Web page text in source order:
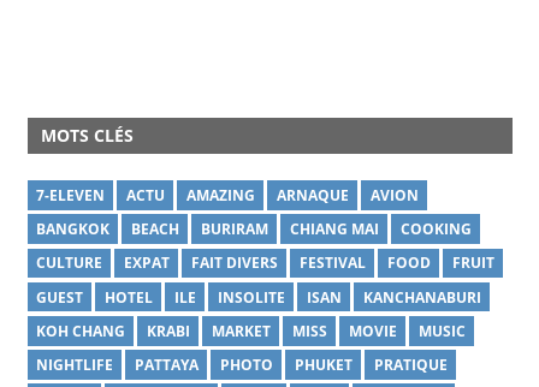
MOTS CLÉS
7-ELEVEN ACTU AMAZING ARNAQUE
AVION
BANGKOK
BEACH BURIRAM CHIANG MAI
COOKING
CULTURE
EXPAT FAIT DIVERS FESTIVAL FOOD
FRUIT
GUEST
HOTEL ILE INSOLITE ISAN
KANCHANABURI
KOH CHANG
KRABI MARKET MISS MOVIE
MUSIC
NIGHTLIFE
PATTAYA PHOTO PHUKET
PRATIQUE